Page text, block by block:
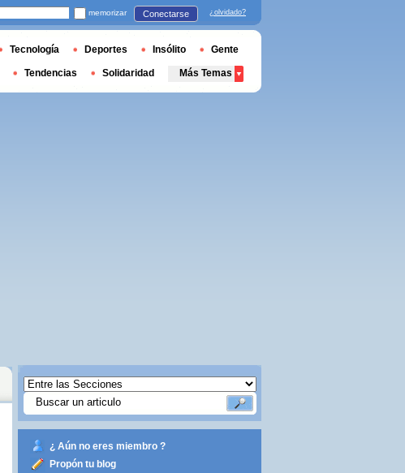
¿ Aún no eres miembro ?
Propón tu blog
memorizar Conectarse ¿olvidado?
Tecnología Deportes Insólito Gente
Tendencias Solidaridad Más Temas